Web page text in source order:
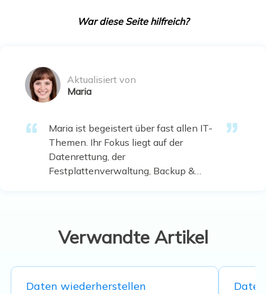
War diese Seite hilfreich?
Aktualisiert von
Maria
Maria ist begeistert über fast allen IT-
Themen. Ihr Fokus liegt auf der
Datenrettung, der
Festplattenverwaltung, Backup &
Lösungen. …
Verwandte Artikel
Daten wiederherstellen